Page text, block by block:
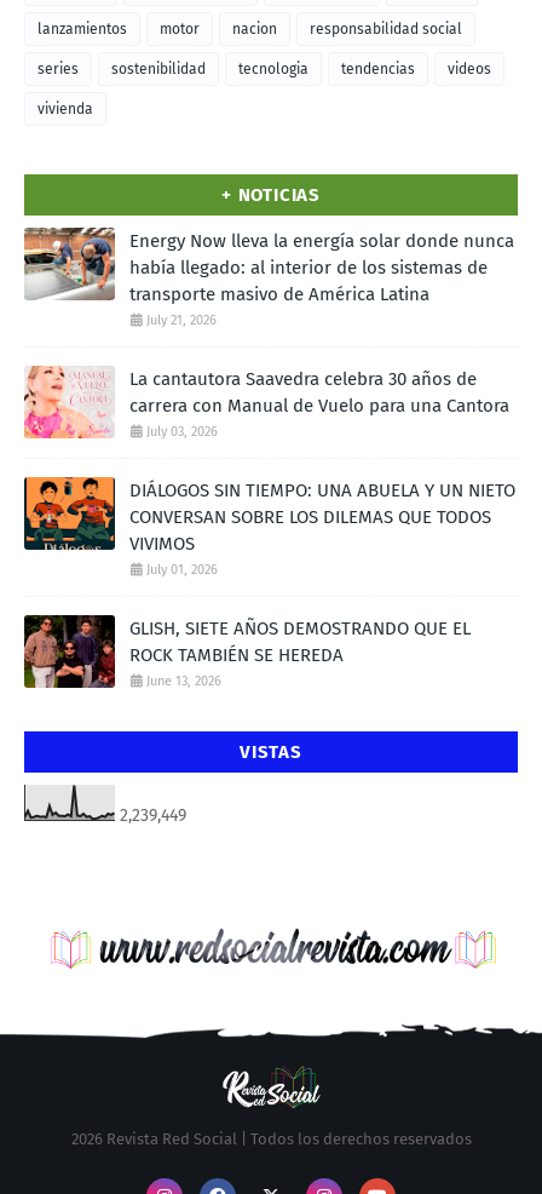
lanzamientos motor nacion responsabilidad social
series sostenibilidad tecnologia tendencias videos
vivienda
+ NOTICIAS
Energy Now lleva la energía solar donde nunca
había llegado: al interior de los sistemas de
transporte masivo de América Latina
July 21, 2026
La cantautora Saavedra celebra 30 años de
carrera con Manual de Vuelo para una Cantora
July 03, 2026
DIÁLOGOS SIN TIEMPO: UNA ABUELA Y UN NIETO
CONVERSAN SOBRE LOS DILEMAS QUE TODOS
VIVIMOS
July 01, 2026
GLISH, SIETE AÑOS DEMOSTRANDO QUE EL
ROCK TAMBIÉN SE HEREDA
June 13, 2026
VISTAS
2,239,449
2026 Revista Red Social | Todos los derechos reservados